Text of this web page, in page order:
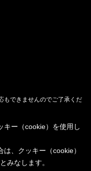
もできませんのでご了承くだ
キー（cookie）を使用し
、クッキー（cookie）
みなします。